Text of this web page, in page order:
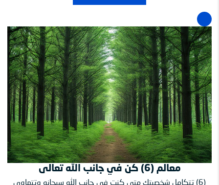
معالم (6) كن في جانب الله تعالى
(6) تتكامل شخصيتك متى كنت في جانب الله سبحانه وتتهاوى